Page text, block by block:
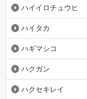
ハイイロチュウヒ
ハイタカ
ハギマシコ
ハクガン
ハクセキレイ